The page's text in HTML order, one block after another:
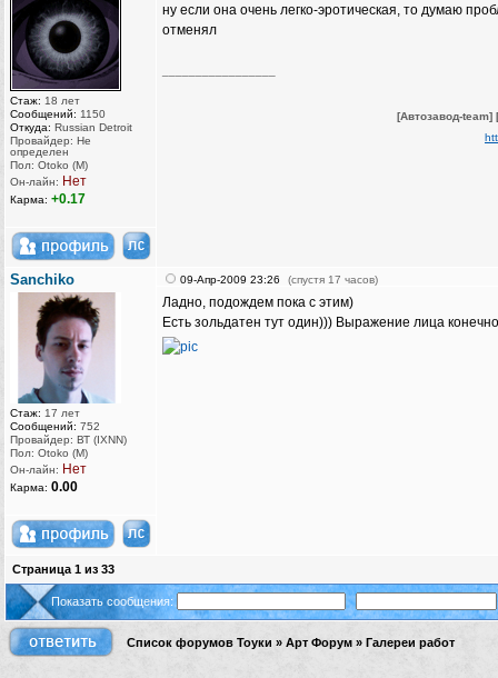
Стаж: 18 лет
Сообщений: 1150
Откуда: Russian Detroit
Провайдер: Не
определен
Пол: Otoko (M)
Он-лайн: Нет
Карма: +0.17
ну если она очень легко-эротическая, то думаю
отменял
[Автозавод-team]
Sanchiko
Стаж: 17 лет
Сообщений: 752
Провайдер: ВТ (IXNN)
Пол: Otoko (M)
Он-лайн: Нет
Карма: 0.00
09-Апр-2009 23:26 (спустя 17 часов)
Ладно, подождем пока с этим)
Есть зольдатен тут один))) Выражение лица
Страница 1 из 33
Показать сообщения:
Список форумов Тоуки » Арт Форум » Галереи работ